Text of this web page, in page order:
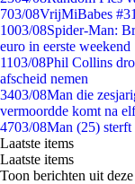
703/08VrijMiBabes
1003/08Spider-Man:
euro in eerste weekend
1103/08Phil Collins
afscheid nemen
3403/08Man die
vermoordde komt na
4703/08Man (25)
Laatste items
Laatste items
Toon berichten uit